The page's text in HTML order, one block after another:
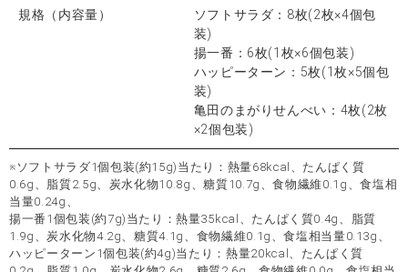
規格（内容量）
ソフトサラダ：8枚(2枚×4個包
装)
揚一番：6枚(1枚×6個包装)
ハッピーターン：5枚(1枚×5個包
装)
亀田のまがりせんべい：4枚(2枚
×2個包装)
※ソフトサラダ1個包装(約15g)当たり：熱量68kcal、たんぱく質
0.6g、脂質2.5g、炭水化物10.8g、糖質10.7g、食物繊維0.1g、食塩相
当量0.24g、
揚一番1個包装(約7g)当たり：熱量35kcal、たんぱく質0.4g、脂質
1.9g、炭水化物4.2g、糖質4.1g、食物繊維0.1g、食塩相当量0.13g、
ハッピーターン1個包装(約4g)当たり：熱量20kcal、たんぱく質